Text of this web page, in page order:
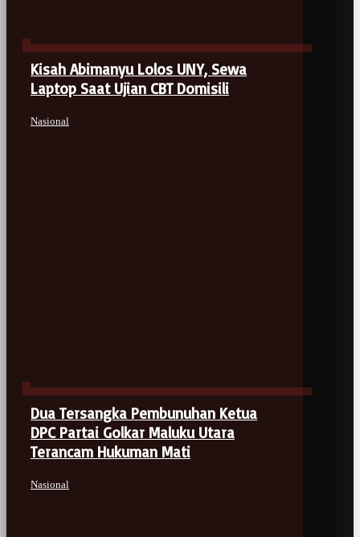
Kisah Abimanyu Lolos UNY, Sewa
Laptop Saat Ujian CBT Domisili
Nasional
Dua Tersangka Pembunuhan Ketua
DPC Partai Golkar Maluku Utara
Terancam Hukuman Mati
Nasional